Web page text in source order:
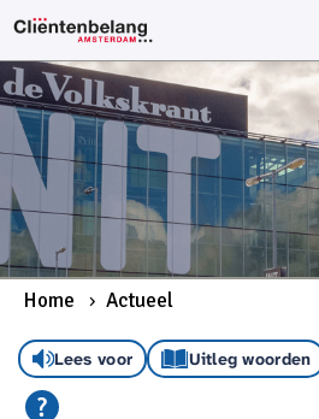
Home Actueel
Lees voor Uitleg woorden